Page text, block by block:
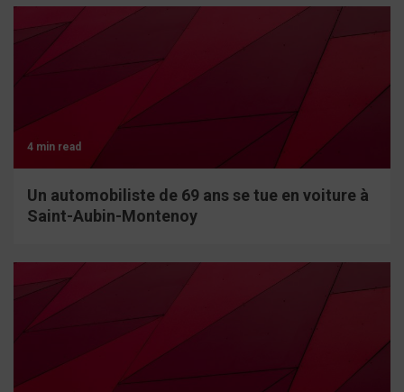
4 min read
Un automobiliste de 69 ans se tue en voiture à
Saint-Aubin-Montenoy